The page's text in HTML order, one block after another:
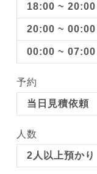
18:00 ~ 20:00
20:00 ~ 00:00
00:00 ~ 07:00
予約
当日見積依頼
人数
2人以上預かり